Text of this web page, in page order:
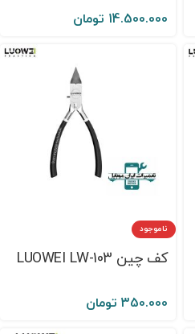
14.500.000 تومان
ناموجود
کف چین LUOWEI LW-103
350.000 تومان